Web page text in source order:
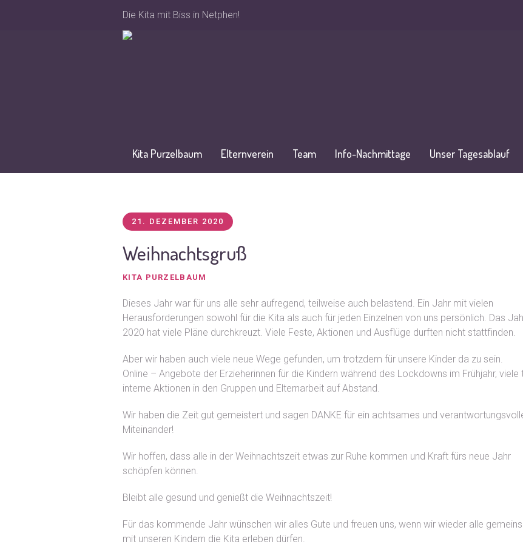
Die Kita mit Biss in Netphen!
Kita Purzelbaum Elternverein Team Info-Nachmittage Unser Tagesablauf
21. DEZEMBER 2020
Weihnachtsgruß
KITA PURZELBAUM
Dieses Jahr war für uns alle sehr aufregend, teilweise auch belastend. Ein Jahr mit vielen
Herausforderungen sowohl für die Kita als auch für jeden Einzelnen von uns persönlich. Das
2020 hat viele Pläne durchkreuzt. Viele Feste, Aktionen und Ausflüge durften nicht stattfinden.
Aber wir haben auch viele neue Wege gefunden, um trotzdem für unsere Kinder da zu sein.
Online – Angebote der Erzieherinnen für die Kindern während des Lockdowns im Frühjahr, viele
interne Aktionen in den Gruppen und Elternarbeit auf Abstand.
Wir haben die Zeit gut gemeistert und sagen DANKE für ein achtsames und
Miteinander!
Wir hoffen, dass alle in der Weihnachtszeit etwas zur Ruhe kommen und Kraft fürs neue Jahr
schöpfen können.
Bleibt alle gesund und genießt die Weihnachtszeit!
Für das kommende Jahr wünschen wir alles Gute und freuen uns, wenn wir wieder alle
mit unseren Kindern die Kita erleben dürfen.